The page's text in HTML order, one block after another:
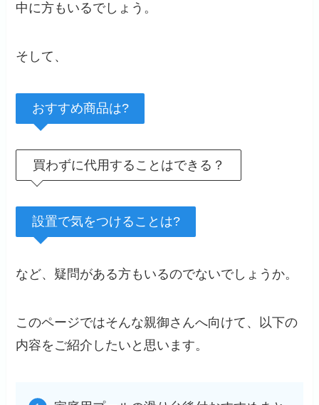
中に方もいるでしょう。
そして、
おすすめ商品は?
買わずに代用することはできる？
設置で気をつけることは?
など、疑問がある方もいるのでないでしょうか。
このページではそんな親御さんへ向けて、以下の
内容をご紹介したいと思います。